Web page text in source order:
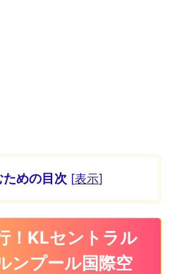
めの目次 [表示]
！KLセントラル
ンプール国際空